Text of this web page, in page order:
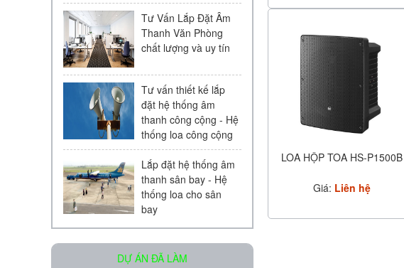
LOA HỘP TOA HS-P1500B
Giá: Liên hệ
Loa âm trần KAC - 104 | Chính
Liên hệ
Micro Bosch LBC 2900/20
Tư Vấn Lắp Đặt Âm
Thanh Văn Phòng
chất lượng và uy tín
Tư vấn thiết kế lắp
đặt hệ thống âm
thanh công cộng - Hệ
thống loa công cộng
Lắp đặt hệ thống âm
thanh sân bay - Hệ
thống loa cho sân
bay
DỰ ÁN ĐÃ LÀM